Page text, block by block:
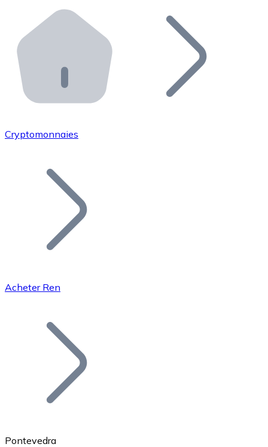
Distributeurs automatiques Bitnovo
Intégrez un ATM Bitnovo dans votre entreprise et
API Bitnovo
Intégrez notre API dans votre écosystème.
Rejoignez notre réseau de distributeurs et
Ajoutez le token de votre projet à notre service
Bitcoin
Cryptomonnaies
Acheter Ren
Pontevedra